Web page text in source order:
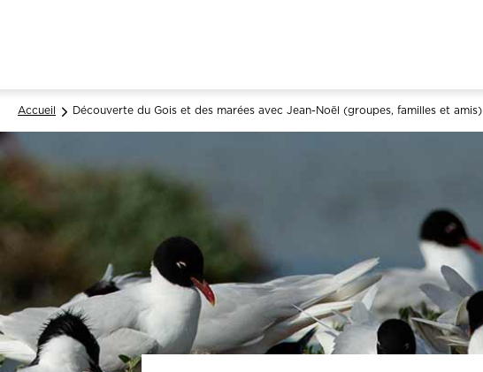
Accueil Découverte du Gois et des marées avec Jean-Noël (groupes, familles et amis)